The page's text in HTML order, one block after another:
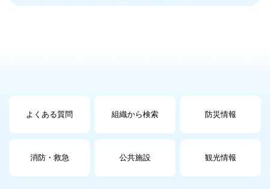
よくある質問 組織から検索 防災情報
消防・救急 公共施設 観光情報